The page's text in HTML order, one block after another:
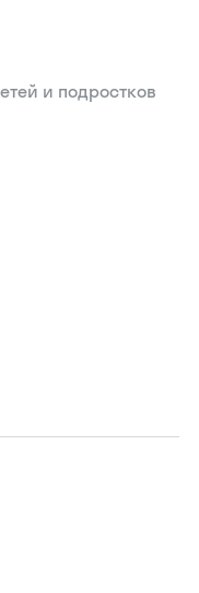
и подростков